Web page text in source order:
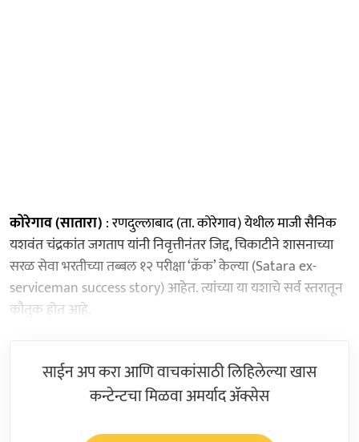
कोरेगाव (सातारा) : रणदुल्लाबाद (ता. कोरेगाव) येथील माजी सैनिक
यशवंत चंद्रकांत जगताप यांनी निवृत्तीनंतर जिद्द, चिकाटीने शासनाच्या
सरळ सेवा भरतीच्या तब्बल १२ परीक्षा ‘क्रॅक’ केल्या (Satara ex-
serviceman success story) आहेत. त्यांच्या या यशाचे सर्व स्तरातून
कौतुक होत आहे.
साईन अप करा आणि वाचकांसाठी लिहिलेल्या खास
कन्टेन्टचा मिळवा अमर्याद ॲक्सेस